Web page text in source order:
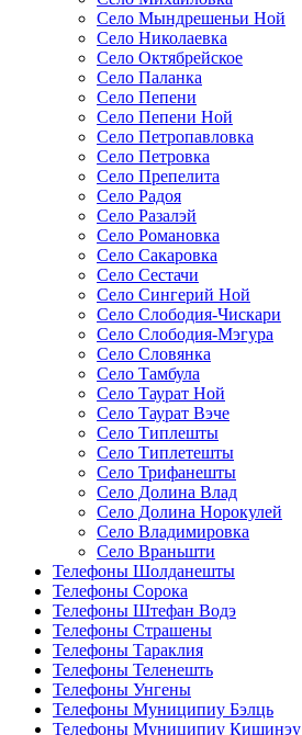
Село Мындрешеньи Ной
Село Николаевка
Село Октябрейское
Село Паланка
Село Пепени
Село Пепени Ной
Село Петропавловка
Село Петровка
Село Препелита
Село Радоя
Село Разалэй
Село Романовка
Село Сакаровка
Село Сестачи
Село Сингерий Ной
Село Слободия-Чискари
Село Слободия-Мэгура
Село Словянка
Село Тамбула
Село Таурат Ной
Село Таурат Вэче
Село Типлешты
Село Типлетешты
Село Трифанешты
Село Долина Влад
Село Долина Норокулей
Село Владимировка
Село Враньшти
Телефоны Шолданешты
Телефоны Сорока
Телефоны Штефан Водэ
Телефоны Страшены
Телефоны Тараклия
Телефоны Теленешть
Телефоны Унгены
Телефоны Муниципиу Бэлць
Телефоны Муниципиу Кишинэу